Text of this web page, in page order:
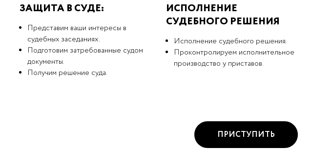
ЗАЩИТА В СУДЕ:
Представим ваши интересы в
судебных заседаниях.
Подготовим затребованные судом
документы.
Получим решение суда.
ИСПОЛНЕНИЕ
СУДЕБНОГО РЕШЕНИЯ
Исполнение судебного решения.
Проконтролируем исполнительное
производство у приставов.
ПРИСТУПИТЬ